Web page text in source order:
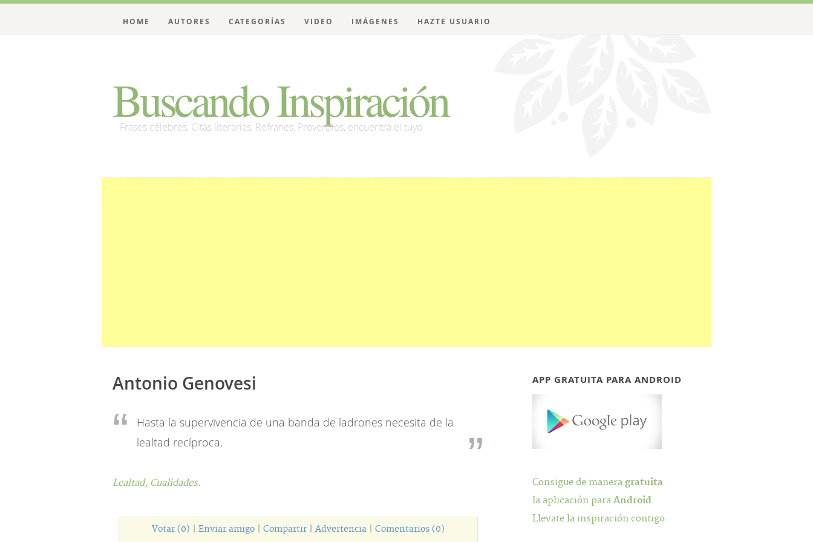
Buscando Inspiración
Frases célebres, Citas literarias, Refranes, Proverbios, encuentra el tuyo
HOME AUTORES CATEGORÍAS VIDEO IMÁGENES HAZTE USUARIO
Antonio Genovesi
Hasta la supervivencia de una banda de ladrones necesita de la
lealtad recíproca.
Lealtad, Cualidades.
Votar (0) Enviar amigo Compartir Advertencia Comentarios (0)
APP GRATUITA PARA ANDROID
Consigue de maneragratuita
la aplicación paraAndroid.
Llevate la inspiración contigo.